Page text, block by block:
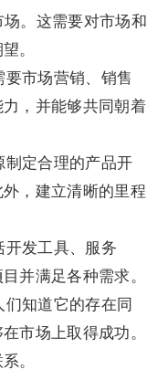
。这需要对市场和
。
市场营销、销售
，并能够共同朝着
制定合理的产品开
，建立清晰的里程
开发工具、服务
并满足各种需求。
知道它的存在同
市场上取得成功。
。